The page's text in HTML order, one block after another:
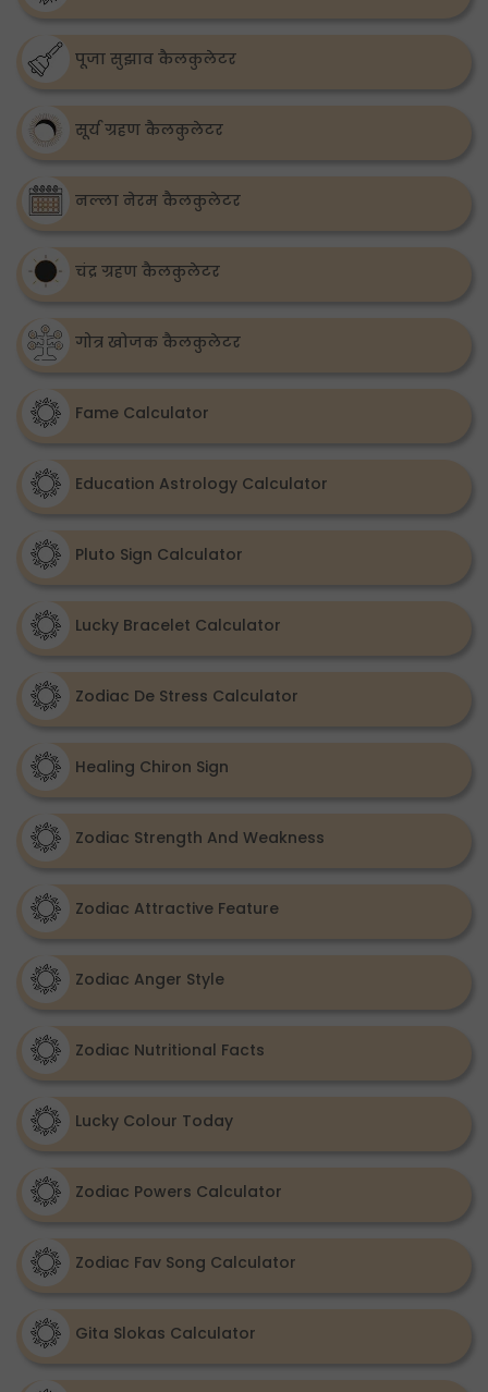
पूजा सुझाव कैलकुलेटर
सूर्य ग्रहण कैलकुलेटर
नल्ला नेरम कैलकुलेटर
चंद्र ग्रहण कैलकुलेटर
गोत्र खोजक कैलकुलेटर
Fame Calculator
Education Astrology Calculator
Pluto Sign Calculator
Lucky Bracelet Calculator
Zodiac De Stress Calculator
Healing Chiron Sign
Zodiac Strength And Weakness
Zodiac Attractive Feature
Zodiac Anger Style
Zodiac Nutritional Facts
Lucky Colour Today
Zodiac Powers Calculator
Zodiac Fav Song Calculator
Gita Slokas Calculator